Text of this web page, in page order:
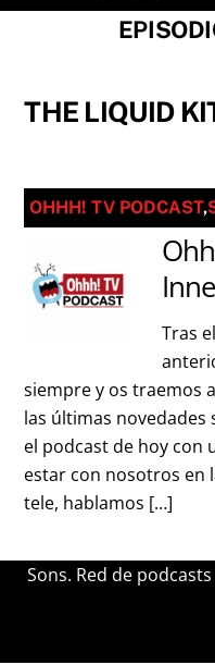
THE LIQUID
OHHH! TV PODCAST,
Tras
siempre y os traemos
las últimas novedades
el podcast de hoy con
estar con nosotros en
tele, hablamos […]
Sons. Red de